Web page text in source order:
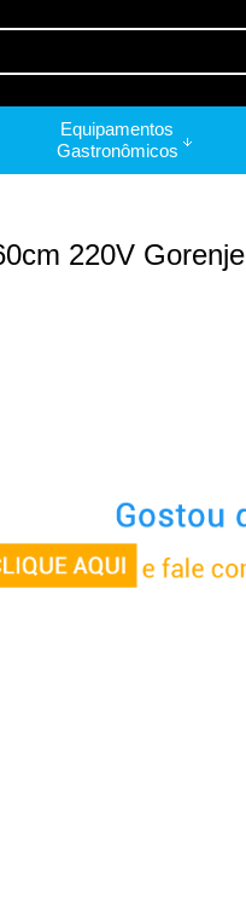
Equipamentos
Gastronômicos
220V Gorenje